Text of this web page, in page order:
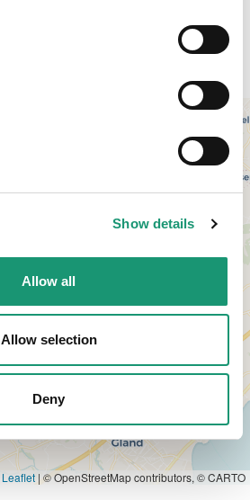
Show details
Allow all
Allow selection
Deny
Leaflet | © OpenStreetMap contributors, © CARTO